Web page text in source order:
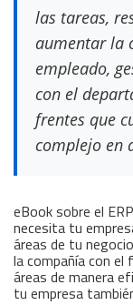
las tareas,
aumentar la
empleado,
con el
frentes que
complejo en
eBook sobre el
necesita tu
áreas de tu
la compañía con
áreas de manera
tu empresa